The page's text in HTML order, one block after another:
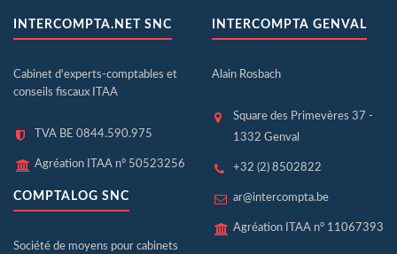
INTERCOMPTA.NET SNC
Cabinet d'experts-comptables et
conseils fiscaux ITAA
TVA BE 0844.590.975
Agréation ITAA n° 50523256
COMPTALOG SNC
Société de moyens pour cabinets
INTERCOMPTA GENVAL
Alain Rosbach
Square des Primevères 37 -
1332 Genval
+32 (2) 8502822
ar@intercompta.be
Agréation ITAA n° 11067393